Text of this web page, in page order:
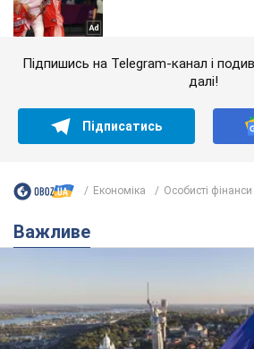
Підпишись на Telegram-канал і
далі!
Підписатись
Економіка Особисті фінанси
Важливе